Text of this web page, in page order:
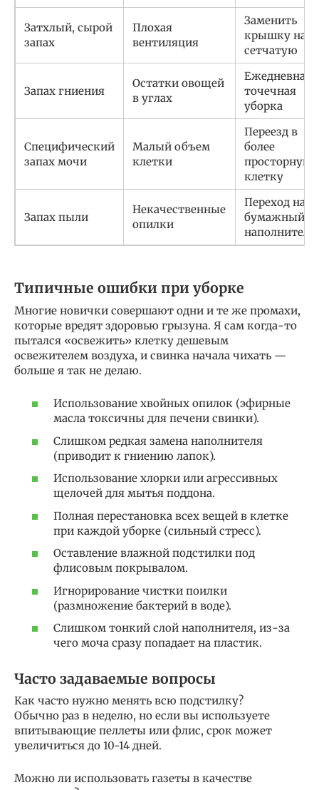
Затхлый, сырой
запах
Плохая
вентиляция
Заменить
крышку на
сетчатую
Запах гниения
Остатки овощей
в углах
Ежедневная
точечная
уборка
Специфический
запах мочи
Малый объем
клетки
Переезд в
более
просторную
клетку
Запах пыли
Некачественные
опилки
Переход на
бумажный
наполнитель
Типичные ошибки при уборке
Многие новички совершают одни и те же промахи,
которые вредят здоровью грызуна. Я сам когда-то
пытался «освежить» клетку дешевым
освежителем воздуха, и свинка начала чихать —
больше я так не делаю.
Использование хвойных опилок (эфирные
масла токсичны для печени свинки).
Слишком редкая замена наполнителя
(приводит к гниению лапок).
Использование хлорки или агрессивных
щелочей для мытья поддона.
Полная перестановка всех вещей в клетке
при каждой уборке (сильный стресс).
Оставление влажной подстилки под
флисовым покрывалом.
Игнорирование чистки поилки
(размножение бактерий в воде).
Слишком тонкий слой наполнителя, из-за
чего моча сразу попадает на пластик.
Часто задаваемые вопросы
Как часто нужно менять всю подстилку?
Обычно раз в неделю, но если вы используете
впитывающие пеллеты или флис, срок может
увеличиться до 10-14 дней.
Можно ли использовать газеты в качестве